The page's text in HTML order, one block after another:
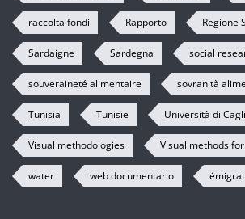
raccolta fondi Rapporto Regione
Sardaigne Sardegna social
souveraineté alimentaire sovranità
Tunisia Tunisie Università di
Visual methodologies Visual methods
water web documentario